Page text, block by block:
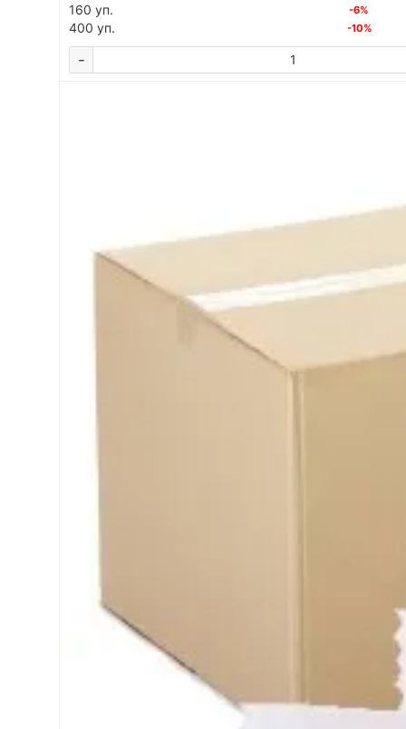
160 уп.
-6%
400 уп.
-10%
-